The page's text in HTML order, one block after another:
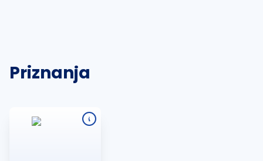
Priznanja